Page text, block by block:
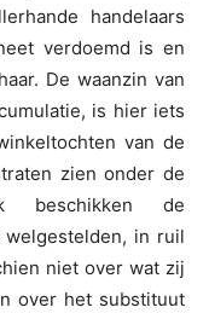
handelaars
verdoemd is en
De waanzin van
is hier iets
van de
zien onder de
beschikken de
welgestelden, in ruil
niet over wat zij
over het substituut